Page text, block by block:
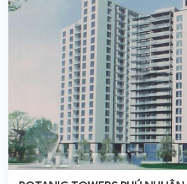
Botanic Towers là dự án được triển
312 Nguyễn Thượng Hiền- P.5 –
Minh cung cấp các sản phẩm căn
0 (0 đánh giá)
(Đánh giá từ website pomahomeviews.vn)